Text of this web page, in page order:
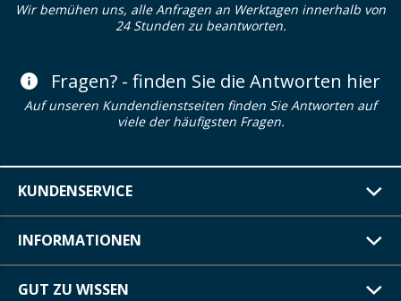
Wir bemühen uns, alle Anfragen an Werktagen innerhalb von
24 Stunden zu beantworten.
Fragen? - finden Sie die Antworten hier
Auf unseren Kundendienstseiten finden Sie Antworten auf
viele der häufigsten Fragen.
KUNDENSERVICE
INFORMATIONEN
GUT ZU WISSEN